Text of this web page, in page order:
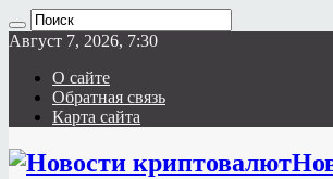
Август 7, 2026, 7:30
О сайте
Обратная связь
Карта сайта